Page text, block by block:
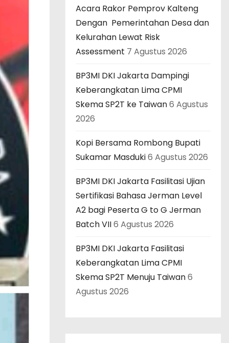
Acara Rakor Pemprov Kalteng
Dengan Pemerintahan Desa dan
Kelurahan Lewat Risk
Assessment 7 Agustus 2026
BP3MI DKI Jakarta Dampingi
Keberangkatan Lima CPMI
Skema SP2T ke Taiwan6 Agustus
2026
Kopi Bersama Rombong Bupati
Sukamar Masduki6 Agustus 2026
BP3MI DKI Jakarta Fasilitasi Ujian
Sertifikasi Bahasa Jerman Level
A2 bagi Peserta G to G Jerman
Batch VII6 Agustus 2026
BP3MI DKI Jakarta Fasilitasi
Keberangkatan Lima CPMI
Skema SP2T Menuju Taiwan6
Agustus 2026